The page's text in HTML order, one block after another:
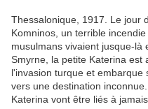
Thessalonique, 1917. Le jour
Komninos, un terrible
musulmans vivaient jusque-là
Smyrne, la petite Katerina est
l'invasion turque et
vers une destination
Katerina vont être liés à